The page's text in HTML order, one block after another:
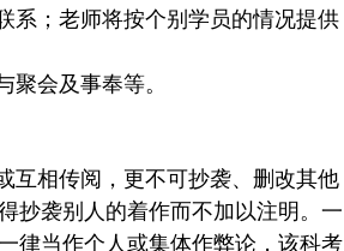
系；老师将按个别学员的情况提供
会及事奉等。
互相传阅，更不可抄袭、删改其他
抄袭别人的着作而不加以注明。一
律当作个人或集体作弊论，该科考